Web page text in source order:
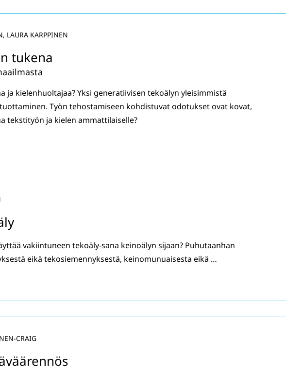
tukena
LAURA KARPPINEN
ja kielenhuoltajaa? Yksi generatiivisen tekoälyn yleisimmistä
Työn tehostamiseen kohdistuvat odotukset ovat kovat,
tekstityön ja kielen ammattilaiselle?
vakiintuneen tekoäly-sana keinoälyn sijaan? Puhutaanhan
eikä tekosiemennyksestä, keinomunuaisesta eikä …
CRAIG